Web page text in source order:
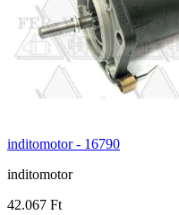
inditomotor - 16790
inditomotor
42.067 Ft